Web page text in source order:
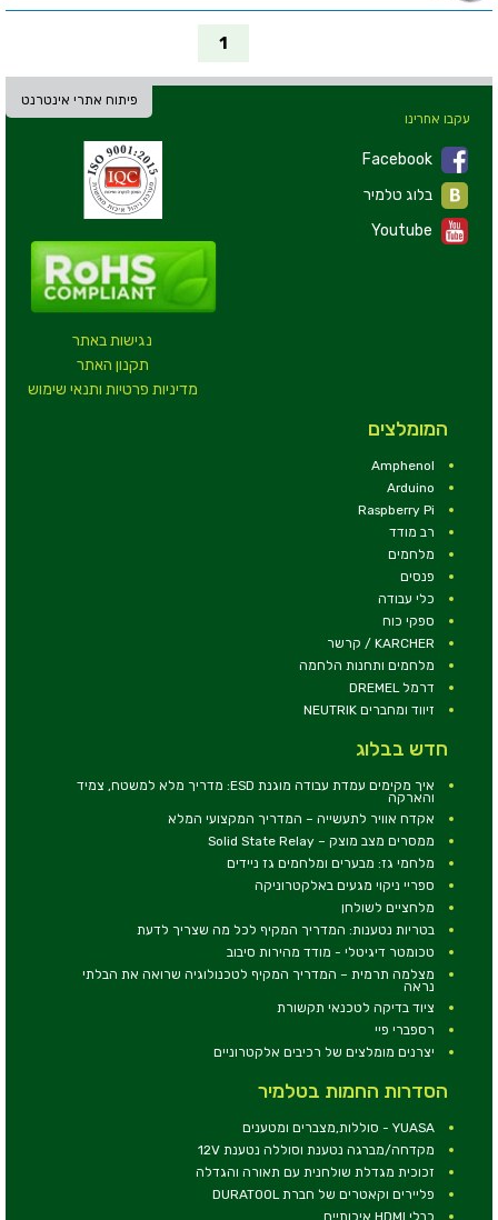
1
פיתוח אתרי אינטרנט
נגישות באתר
תקנון האתר
מדיניות פרטיות ותנאי שימוש
עקבו אחרינו
Facebook
Youtube
המומלצים
Amphenol
Arduino
Raspberry Pi
רב מודד
מלחמים
פנסים
כלי עבודה
ספקי כוח
KARCHER / קרשר
מלחמים ותחנות הלחמה
דרמל DREMEL
זיווד ומחברים NEUTRIK
חדש בבלוג
איך מקימים עמדת עבודה מוגנת ESD: מדריך מלא למשטח, צמיד
והארקה
אקדח אוויר לתעשייה – המדריך המקצועי המלא
ממסרים מצב מוצק – Solid State Relay
מלחמי גז: מבערים ומלחמים גז ניידים
ספריי ניקוי מגעים באלקטרוניקה
מלחציים לשולחן
בטריות נטענות: המדריך המקיף לכל מה שצריך לדעת
טכומטר דיגיטלי - מודד מהירות סיבוב
מצלמה תרמית – המדריך המקיף לטכנולוגיה שרואה את הבלתי
נראה
ציוד בדיקה לטכנאי תקשורת
רספברי פיי
יצרנים מומלצים של רכיבים אלקטרוניים
הסדרות החמות בטלמיר
YUASA - סוללות,מצברים ומטענים
מקדחה/מברגה נטענת וסוללה נטענת 12V
זכוכית מגדלת שולחנית עם תאורה והגדלה
פליירים וקאטרים של חברת DURATOOL
כבלי HDMI איכותיים